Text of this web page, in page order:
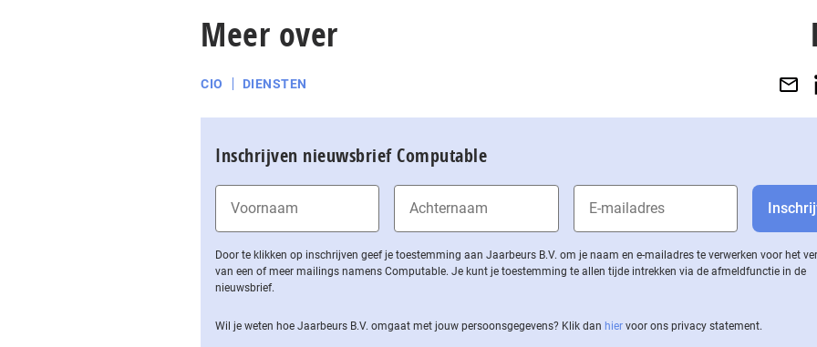
Meer over
CIO DIENSTEN
Inschrijven nieuwsbrief Computable
Door te klikken op inschrijven geef je toestemming aan Jaarbeurs B.V. om je naam en e-mailadres te verwerken voor het
van een of meer mailings namens Computable. Je kunt je toestemming te allen tijde intrekken via de af­meld­func­tie in de
nieuwsbrief.
Wil je weten hoe Jaarbeurs B.V. omgaat met jouw per­soons­ge­ge­vens? Klik dan hier voor ons privacy statement.